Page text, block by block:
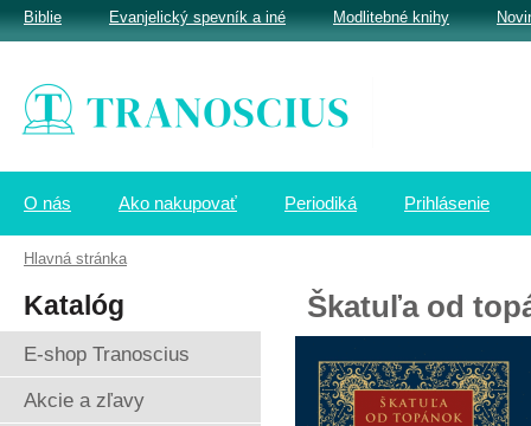
O nás Ako nakupovať Periodiká Prihlásenie
Škatuľa od
Katalóg
E-shop Tranoscius
Akcie a zľavy
Biblie Evanjelický spevník a iné Modlitebné knihy
Hlavná stránka